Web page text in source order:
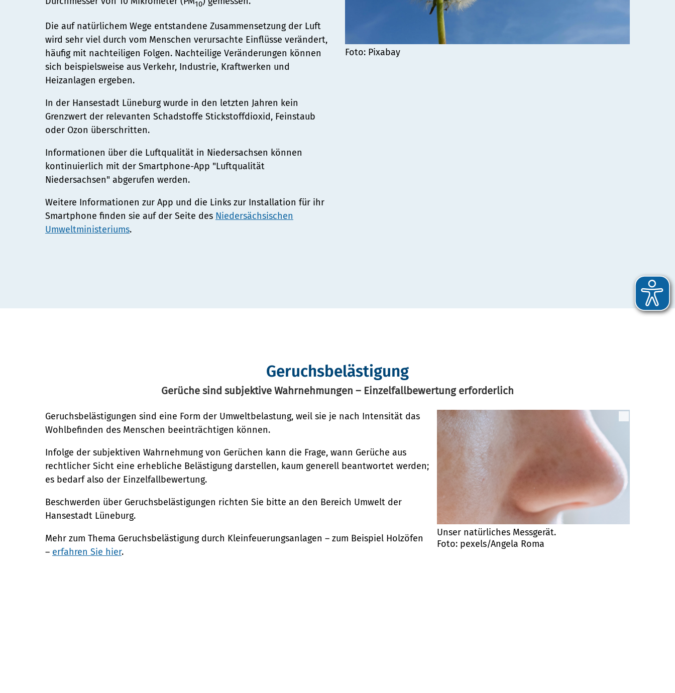
Bürger:innenbeteiligung
Ehrenamt
Straßenreinigung und Winterdienst
Telefon:
04131 - 309-0
E-Mail:
stadt@stadt.lueneburg.de
Anschrift:
Am Ochsenmarkt 1
10
Die auf natürlichem Wege entstandene Zusammensetzung der Luft
wird sehr viel durch vom Menschen verursachte Einflüsse verändert,
häufig mit nachteiligen Folgen. Nachteilige Veränderungen können
sich beispielsweise aus Verkehr, Industrie, Kraftwerken und
Heizanlagen ergeben.
In der Hansestadt Lüneburg wurde in den letzten Jahren kein
Grenzwert der relevanten Schadstoffe Stickstoffdioxid, Feinstaub
oder Ozon überschritten.
Informationen über die Luftqualität in Niedersachsen können
kontinuierlich mit der Smartphone-App "Luftqualität
Niedersachsen" abgerufen werden.
Weitere Informationen zur App und die Links zur Installation für ihr
Smartphone finden sie auf der Seite des Niedersächsischen
Umweltministeriums.
Foto: Pixabay
Geruchsbelästigung
Gerüche sind subjektive Wahrnehmungen – Einzelfallbewertung erforderlich
Geruchsbelästigungen sind eine Form der Umweltbelastung, weil sie je nach Intensität das
Wohlbefinden des Menschen beeinträchtigen können.
Infolge der subjektiven Wahrnehmung von Gerüchen kann die Frage, wann Gerüche aus
rechtlicher Sicht eine erhebliche Belästigung darstellen, kaum generell beantwortet werden;
es bedarf also der Einzelfallbewertung.
Beschwerden über Geruchsbelästigungen richten Sie bitte an den Bereich Umwelt der
Hansestadt Lüneburg.
Mehr zum Thema Geruchsbelästigung durch Kleinfeuerungsanlagen – zum Beispiel Holzöfen
– erfahren Sie hier.
Unser natürliches Messgerät.
Foto: pexels/Angela Roma